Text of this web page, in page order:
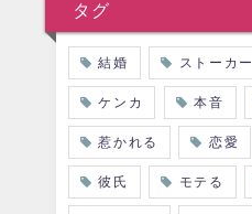
タグ
結婚 ストーカー
ケンカ 本音
惹かれる 恋愛
彼氏 モテる